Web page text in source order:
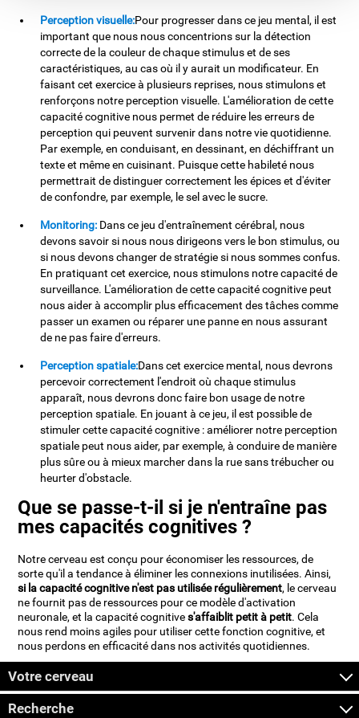
Perception visuelle:Pour progresser dans ce jeu mental, il est
important que nous nous concentrions sur la détection
correcte de la couleur de chaque stimulus et de ses
caractéristiques, au cas où il y aurait un modificateur. En
faisant cet exercice à plusieurs reprises, nous stimulons et
renforçons notre perception visuelle. L'amélioration de cette
capacité cognitive nous permet de réduire les erreurs de
perception qui peuvent survenir dans notre vie quotidienne.
Par exemple, en conduisant, en dessinant, en déchiffrant un
texte et même en cuisinant. Puisque cette habileté nous
permettrait de distinguer correctement les épices et d'éviter
de confondre, par exemple, le sel avec le sucre.
Monitoring: Dans ce jeu d'entraînement cérébral, nous
devons savoir si nous nous dirigeons vers le bon stimulus, ou
si nous devons changer de stratégie si nous sommes confus.
En pratiquant cet exercice, nous stimulons notre capacité de
surveillance. L'amélioration de cette capacité cognitive peut
nous aider à accomplir plus efficacement des tâches comme
passer un examen ou réparer une panne en nous assurant
de ne pas faire d'erreurs.
Perception spatiale:Dans cet exercice mental, nous devrons
percevoir correctement l'endroit où chaque stimulus
apparaît, nous devrons donc faire bon usage de notre
perception spatiale. En jouant à ce jeu, il est possible de
stimuler cette capacité cognitive : améliorer notre perception
spatiale peut nous aider, par exemple, à conduire de manière
plus sûre ou à mieux marcher dans la rue sans trébucher ou
heurter d'obstacle.
Que se passe-t-il si je n'entraîne pas
mes capacités cognitives ?
Notre cerveau est conçu pour économiser les ressources, de
sorte qu'il a tendance à éliminer les connexions inutilisées. Ainsi,
si la capacité cognitive n'est pas utilisée régulièrement, le cerveau
ne fournit pas de ressources pour ce modèle d'activation
neuronale, et la capacité cognitives'affaiblit petit à petit. Cela
nous rend moins agiles pour utiliser cette fonction cognitive, et
nous perdons en efficacité dans nos activités quotidiennes.
Votre cerveau
Recherche